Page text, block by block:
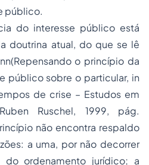
público.
do interesse público está
doutrina atual, do que se lê
o princípio da
público sobre o particular, in
de crise – Estudos em
Ruschel, 1999, pág.
não encontra respaldo
a uma, por não decorrer
do ordenamento jurídico; a